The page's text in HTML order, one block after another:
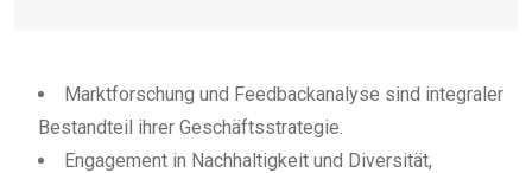
Marktforschung und Feedbackanalyse sind integraler
Bestandteil ihrer Geschäftsstrategie.
Engagement in Nachhaltigkeit und Diversität,